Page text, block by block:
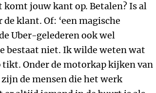
jouw kant op. Betalen? Is al
klant. Of: ‘een magische
Uber-gelederen ook wel
bestaat niet. Ik wilde weten wat
tikt. Onder de motorkap kijken van
de mensen die het werk